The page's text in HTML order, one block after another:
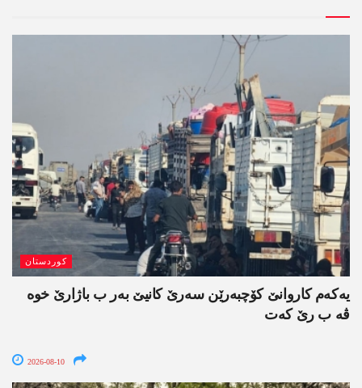
کوردستان
یەکەم کاروانێ کۆچبەرێن سەرێ کانیێ بەر ب باژارێ خوە
ڤە ب رێ کەت
2026-08-10